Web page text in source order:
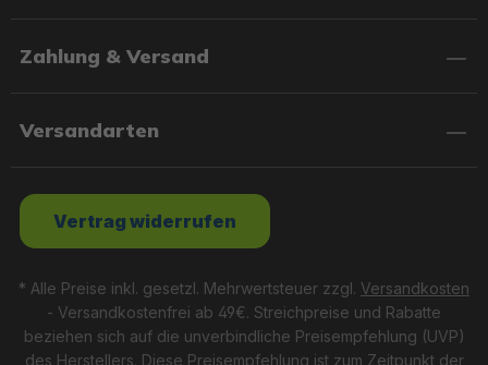
Zahlung & Versand
Versandarten
Vertrag widerrufen
* Alle Preise inkl. gesetzl. Mehrwertsteuer zzgl. Versandkosten
- Versandkostenfrei ab 49€. Streichpreise und Rabatte
beziehen sich auf die unverbindliche Preisempfehlung (UVP)
des Herstellers. Diese Preisempfehlung ist zum Zeitpunkt der